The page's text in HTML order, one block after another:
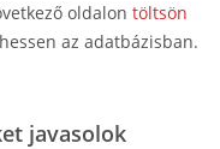
oldalon töltsön
az adatbázisban.
javasolok